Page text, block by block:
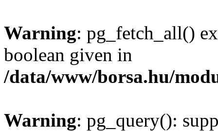
Warning: pg_fetch_all()
boolean given in
/data/www/borsa.hu/
Warning: pg_query():